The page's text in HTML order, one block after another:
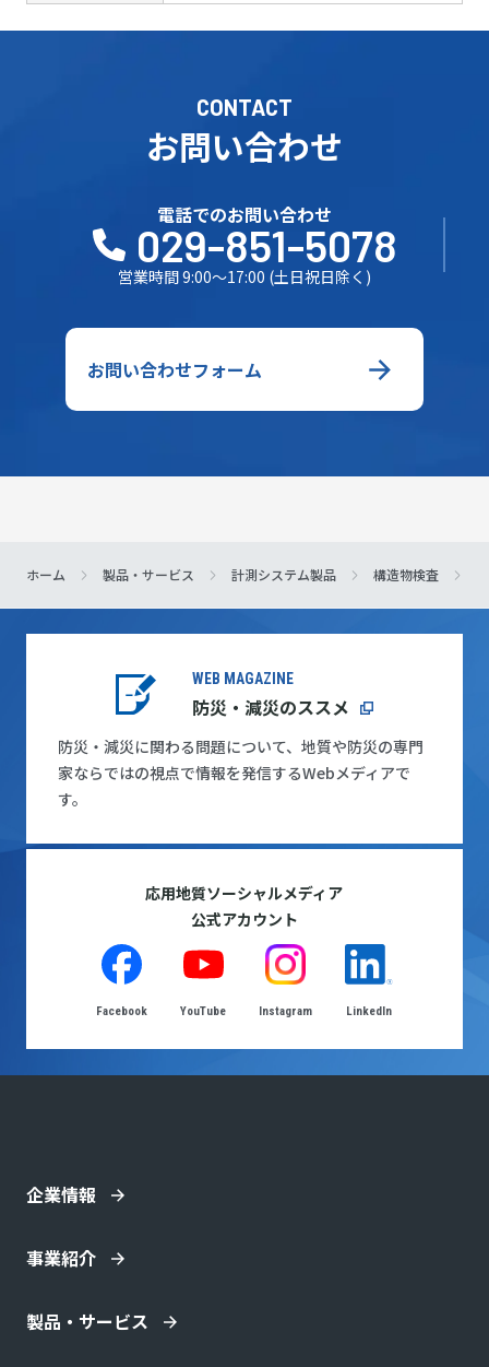
ホーム 製品・サービス 計測システム製品 構造物検査
CONTACT
お問い合わせ
電話でのお問い合わせ
029-851-5078
営業時間 9:00～17:00 (土日祝日除く)
お問い合わせフォーム
WEB MAGAZINE
防災・減災のススメ
防災・減災に関わる問題について、地質や防災の専門
家ならではの視点で情報を発信するWebメディアで
す。
応用地質ソーシャルメディア
公式アカウント
Facebook YouTube Instagram LinkedIn
企業情報
事業紹介
製品・サービス